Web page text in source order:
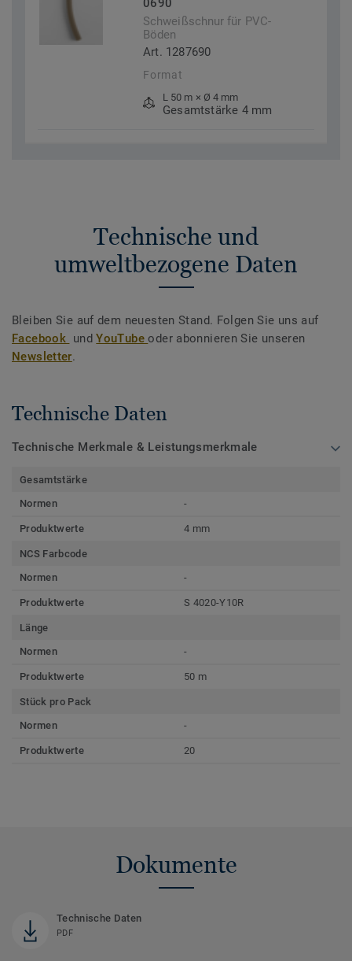
0690
Schweißschnur für PVC-
Böden
Art. 1287690
Format
L 50 m × Ø 4 mm
Gesamtstärke 4 mm
Technische und
umweltbezogene Daten
Bleiben Sie auf dem neuesten Stand. Folgen Sie uns auf
Facebook undYouTubeoder abonnieren Sie unseren
Newsletter.
Technische Daten
Technische Merkmale & Leistungsmerkmale
Gesamtstärke
Normen
-
Produktwerte 4 mm
NCS Farbcode
Normen
-
Produktwerte S 4020-Y10R
Länge
Normen
-
Produktwerte 50 m
Stück pro Pack
Normen
-
Produktwerte 20
Dokumente
Technische Daten
PDF